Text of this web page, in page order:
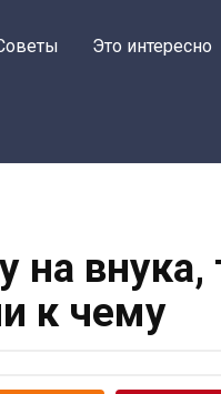
Это интересно
на внука,
к чему